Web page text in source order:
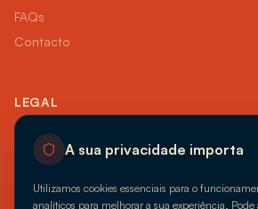
FAQs
Contacto
LEGAL
Termos e Condições
Política de Privacidade
Livro de Reclamações
A sua privacidade importa
Utilizamos cookies essenciais para o
analíticos para melhorar a sua experiência. Pode